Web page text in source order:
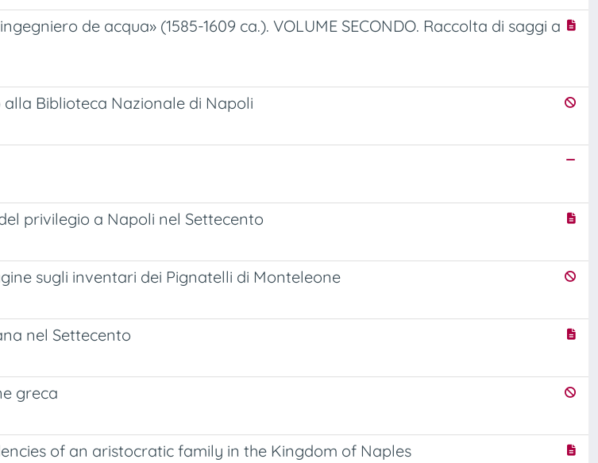
de acqua» (1585-1609 ca.). VOLUME SECONDO. Raccolta di saggi a
Biblioteca Nazionale di Napoli
privilegio a Napoli nel Settecento
sugli inventari dei Pignatelli di Monteleone
nel Settecento
greca
of an aristocratic family in the Kingdom of Naples